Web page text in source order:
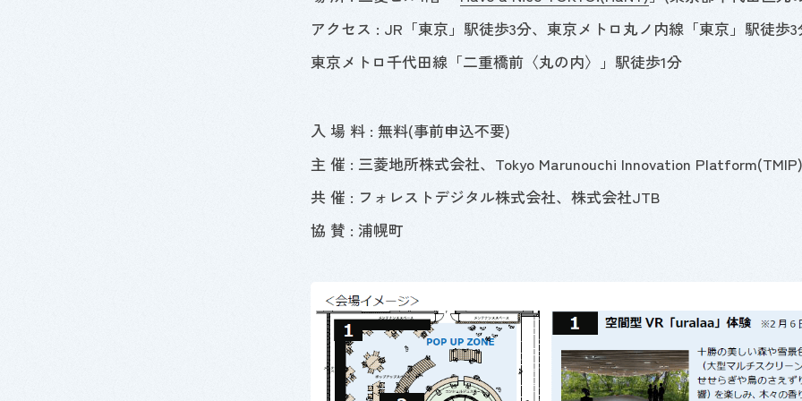
アクセス : JR 「東京」駅徒歩3分、東京メトロ丸ノ内線「東京」駅徒歩3
東京メトロ千代田線「二重橋前〈丸の内〉」駅徒歩1分
入 場 料 : 無料(事前申込不要)
主 催 : 三菱地所株式会社、 Tokyo Marunouchi Innovation Platform(TMIP)
共 催 : フォレストデジタル株式会社、株式会社JTB
協 賛 : 浦幌町